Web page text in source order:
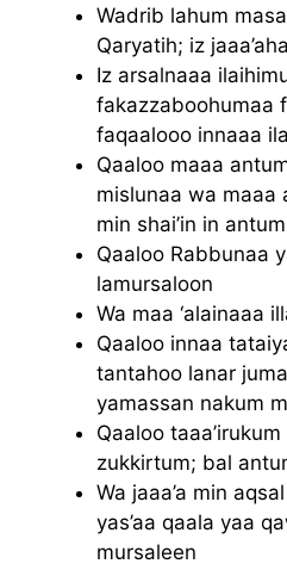
Wadrib lahum
Qaryatih; iz
Iz arsalnaaa
fakazzaboohumaa
faqaalooo innaaa
Qaaloo maaa
mislunaa wa maaa
min shai’in in
Qaaloo Rabbunaa
lamursaloon
Wa maa ‘alainaaa
Qaaloo innaa
tantahoo lanar
yamassan nakum
Qaaloo taaa’irukum
zukkirtum; bal
Wa jaaa’a min
yas’aa qaala yaa
mursaleen